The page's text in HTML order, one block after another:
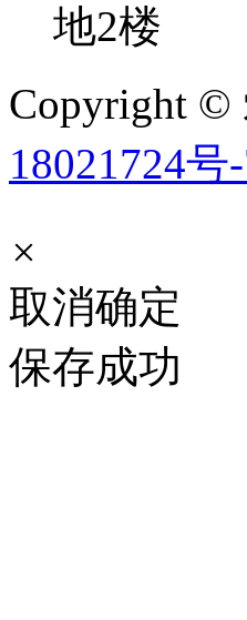
地2楼
Copyright ©
18021724号
×
取消确定
保存成功